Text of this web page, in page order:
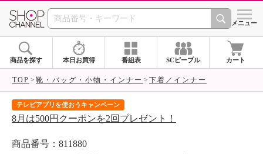
SHOP CHANNEL シメニュー
商品を探す 本日お買得 番組表 SCピープル カート
TOP 靴・バッグ・小物・インナー 下着／インナー
テレビアプリを使おうキャンペーン
8月は500円クーポンを2回プレゼント！
商品番号：811880